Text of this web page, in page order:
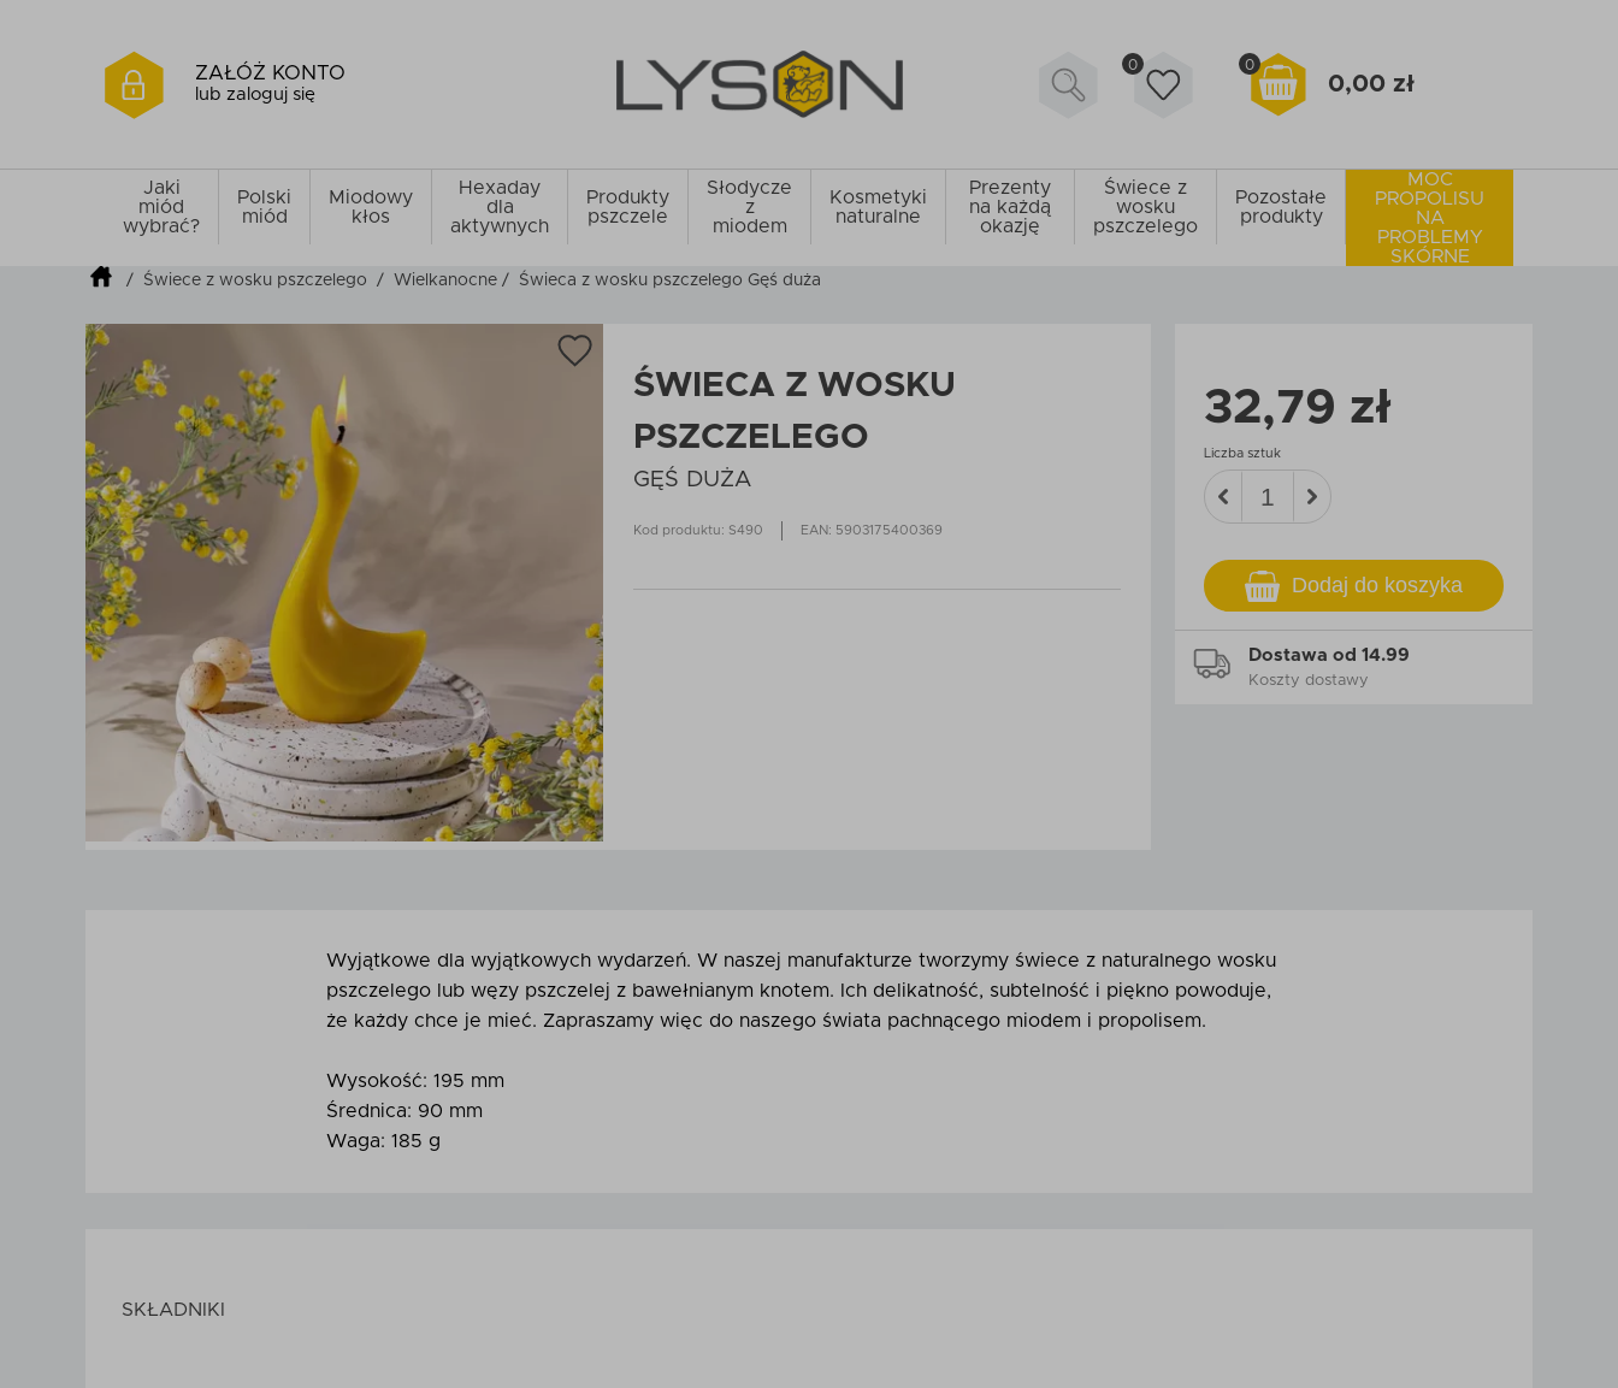
ZAŁÓŻ KONTO
lub zaloguj się
0 0
0,00 zł
Jaki
miód
wybrać?
Polski
miód
Miodowy
kłos
Hexaday
dla
aktywnych
Produkty
pszczele
Słodycze
z
miodem
Kosmetyki
naturalne
Prezenty
na każdą
okazję
Świece z
wosku
pszczelego
Pozostałe
produkty
MOC
PROPOLISU
NA
PROBLEMY
SKÓRNE
/ Świece z wosku pszczelego /Wielkanocne / Świeca z wosku pszczelego Gęś duża
ŚWIECA Z WOSKU
PSZCZELEGO
GĘŚ DUŻA
Kod produktu: S490 EAN: 5903175400369
32,79 zł
Liczba sztuk
Dodaj do koszyka
Dostawa od 14.99
Koszty dostawy
Wyjątkowe dla wyjątkowych wydarzeń. W naszej manufakturze tworzymy świece z naturalnego wosku
pszczelego lub węzy pszczelej z bawełnianym knotem. Ich delikatność, subtelność i piękno powoduje,
że każdy chce je mieć. Zapraszamy więc do naszego świata pachnącego miodem i propolisem.
Wysokość: 195 mm
Średnica: 90 mm
Waga: 185 g
SKŁADNIKI